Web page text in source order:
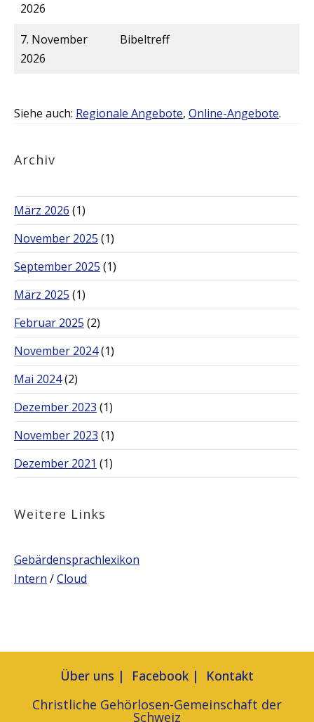
2026
7. November
2026
Bibeltreff
Siehe auch: Regionale Angebote, Online-Angebote.
Archiv
März 2026 (1)
November 2025 (1)
September 2025 (1)
März 2025 (1)
Februar 2025 (2)
November 2024(1)
Mai 2024(2)
Dezember 2023 (1)
November 2023 (1)
Dezember 2021 (1)
Weitere Links
Gebärdensprachlexikon
Intern /Cloud
Über uns Facebook
Kontakt
Christliche Gehörlosen-Gemeinschaft der
Schweiz